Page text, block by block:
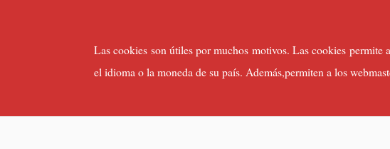
Las cookies son útiles por muchos motivos. Las cookies permite
el idioma o la moneda de su país. Además,permiten a los